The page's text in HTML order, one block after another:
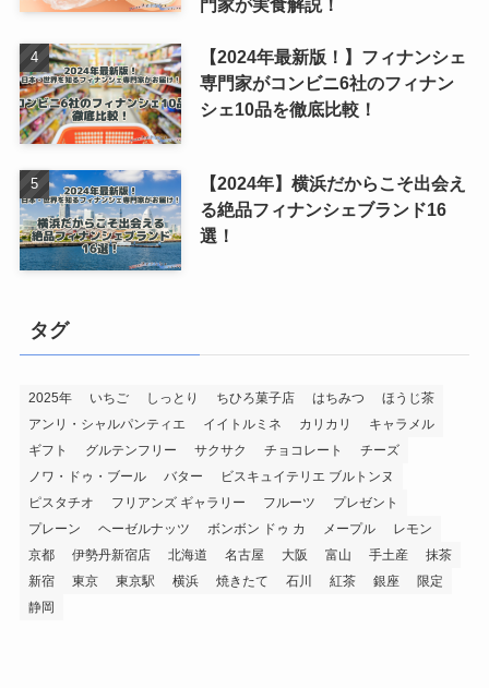
門家が実食解説！
【2024年最新版！】フィナンシェ
専門家がコンビニ6社のフィナン
シェ10品を徹底比較！
【2024年】横浜だからこそ出会え
る絶品フィナンシェブランド16
選！
タグ
2025年 いちご しっとり ちひろ菓子店 はちみつ
ほうじ茶
アンリ・シャルパンティエ
イイトルミネ カリカリ
キャラメル
ギフト
グルテンフリー サクサク チョコレート
チーズ
ノワ・ドゥ・ブール
バター
ビスキュイテリエ ブルトンヌ
ピスタチオ
フリアンズ ギャラリー フルーツ
プレゼント
プレーン
ヘーゼルナッツ ボンボン ドゥ カ メープル
レモン
京都
伊勢丹新宿店 北海道 名古屋 大阪 富山 手土産
抹茶
新宿
東京 東京駅 横浜 焼きたて 石川 紅茶 銀座
限定
静岡